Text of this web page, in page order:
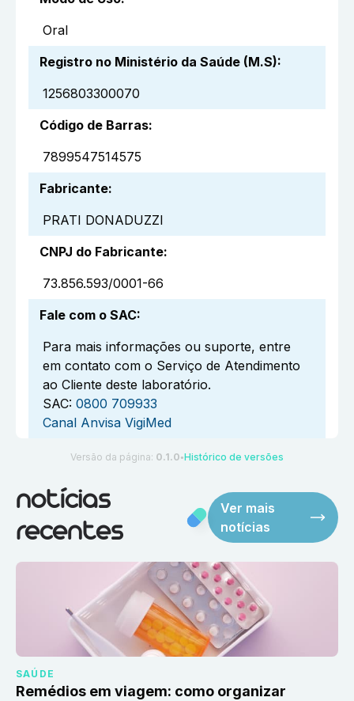
Oral
Registro no Ministério da Saúde (M.S):
1256803300070
Código de Barras:
7899547514575
Fabricante:
PRATI DONADUZZI
CNPJ do Fabricante:
73.856.593/0001-66
Fale com o SAC:
Para mais informações ou suporte, entre
em contato com o Serviço de Atendimento
ao Cliente deste laboratório.
SAC: 0800 709933
Canal Anvisa VigiMed
Versão da página: 0.1.0 ●Histórico de versões
notícias
recentes
Ver mais
notícias
SAÚDE
Remédios em viagem: como organizar